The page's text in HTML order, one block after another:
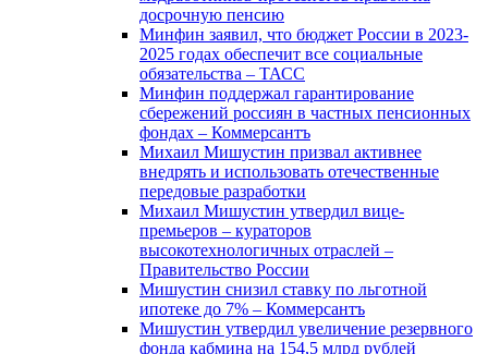
досрочную пенсию
Минфин заявил, что бюджет России в 2023-
2025 годах обеспечит все социальные
обязательства – ТАСС
Минфин поддержал гарантирование
сбережений россиян в частных пенсионных
фондах – Коммерсантъ
Михаил Мишустин призвал активнее
внедрять и использовать отечественные
передовые разработки
Михаил Мишустин утвердил вице-
премьеров – кураторов
высокотехнологичных отраслей –
Правительство России
Мишустин снизил ставку по льготной
ипотеке до 7% – Коммерсантъ
Мишустин утвердил увеличение резервного
фонда кабмина на 154,5 млрд рублей